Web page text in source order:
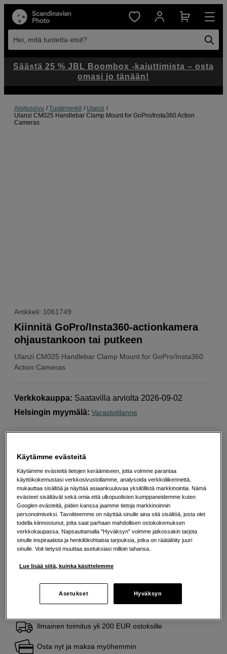
Hei, mitä tuotetta etsit?
Aloitussivu Tuotemerkit
Ulanzi
Ulanzi CM025 Handlebar Clamp Mount for GoPro/Insta360 Action
Cameras
Artikkeli: 1061749
Ulanzi CM025 Handlebar Clamp Mount for GoPro/Insta360
Action Cameras
Kiinnitä GoPro/Insta360-actionkamera
ohjaustankoon tai putkeen
Verkkokauppa: Saatavilla arviolta 2026-09-02
Helsingin myymälä: Varastotilanne
Helppo vaihto pysty- ja vaaka-asennon välillä.
Vakaata ja turvallista kuvaamista.
Lisää tietoa
18 EUR
Maksa heti tai jaa useampaan osamaksuun Lue lisää
Ilmainen toimitus yli 200 EUR ostoksille
Osta nyt ja maksa myöhemmin
Säästä 25 % JBL Boombox -kaiuttimista – osta
omasi jo tänään!
Käytämme evästeitä
Käytämme evästeitä tietojen keräämiseen, jotta voimme parantaa
käyttökokemustasi verkkosivustollamme, analysoida verkkoliikennettä,
mukauttaa sisältöä ja näyttää asiaankuuluvaa yksilöllistä markkinointia. Nämä
evästeet sisältävät sekä omia että ulkopuolisten kumppaneidemme kuten
Googlen evästeitä, joiden kanssa jaamme tietoja markkinoinnin
personoimiseksi. Tavoitteemme on näyttää sinulle aina sitä sisältöä, josta olet
todella kiinnostunut, jotta saat parhaan mahdollisen ostokokemuksen
verkkokaupassa. Napsauttamalla "Hyväksyn" voimme jatkossakin tarjota
sinulle inspiraatiota ja henkilökohtaisia tarjouksia, jotka on räätälöity juuri
sinulle. Voit tietysti muuttaa asetuksiasi milloin tahansa.
Lue lisää siitä, kuinka käsittelemme
Asetukset Hyväksyn